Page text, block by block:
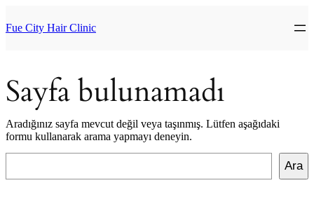
geç
Fue City Hair Clinic
Sayfa bulunamadı
Aradığınız sayfa mevcut değil veya taşınmış. Lütfen aşağıdaki
formu kullanarak arama yapmayı deneyin.
Ara